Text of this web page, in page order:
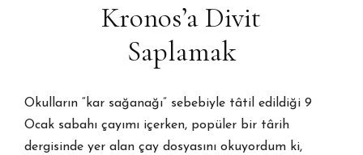
Kronos’a Divit
Saplamak
Okulların “kar sağanağı” sebebiyle tâtil edildiği 9
Ocak sabahı çayımı içerken, popüler bir târih
dergisinde yer alan çay dosyasını okuyordum ki,